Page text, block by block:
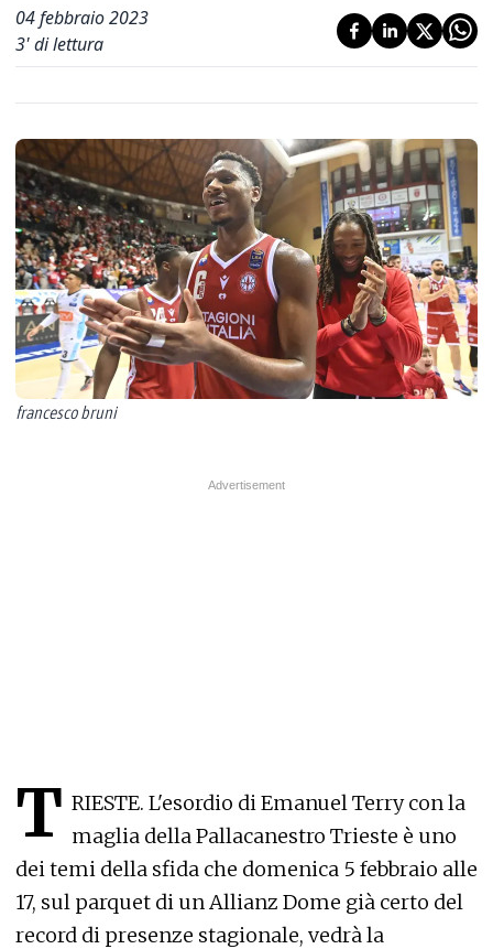
04 febbraio 2023
3' di lettura
francesco bruni
T RIESTE. L'esordio di Emanuel Terry con la
maglia della Pallacanestro Trieste è uno
dei temi della sfida che domenica 5 febbraio alle
17, sul parquet di un Allianz Dome già certo del
record di presenze stagionale, vedrà la